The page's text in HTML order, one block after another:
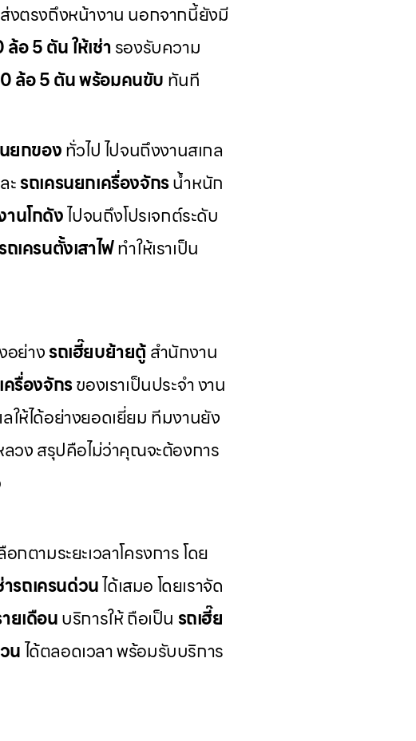
ส่งตรงถึงหน้างาน นอกจากนี้ยังมี
ล้อ 5 ตัน ให้เช่ารองรับความ
ล้อ 5 ตัน พร้อมคนขับทันที
ยกของทั่วไป ไปจนถึงงานสเกล
ะรถเครนยกเครื่องจักรน้ำหนัก
านโกดังไปจนถึงโปรเจกต์ระดับ
ถเครนตั้งเสาไฟทำให้เราเป็น
อย่างรถเฮี๊ยบย้ายตู้สำนักงาน
ครื่องจักรของเราเป็นประจำ งาน
ลให้ได้อย่างยอดเยี่ยม ทีมงานยัง
วง สรุปคือไม่ว่าคุณจะต้องการ
อกตามระยะเวลาโครงการ โดย
ารถเครนด่วนได้เสมอ โดยเราจัด
ยเดือนบริการให้ ถือเป็น รถเฮี๊ย
นได้ตลอดเวลา พร้อมรับบริการ